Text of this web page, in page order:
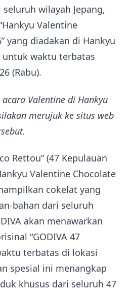
wilayah Jepang,
Valentine
yang diadakan di Hankyu
untuk waktu terbatas
(Rabu).
Valentine di Hankyu
merujuk ke situs web
Rettou” (47 Kepulauan
Valentine Chocolate
cokelat yang
bahan dari seluruh
akan menawarkan
“GODIVA 47
terbatas di lokasi
spesial ini menangkap
khusus dari seluruh 47